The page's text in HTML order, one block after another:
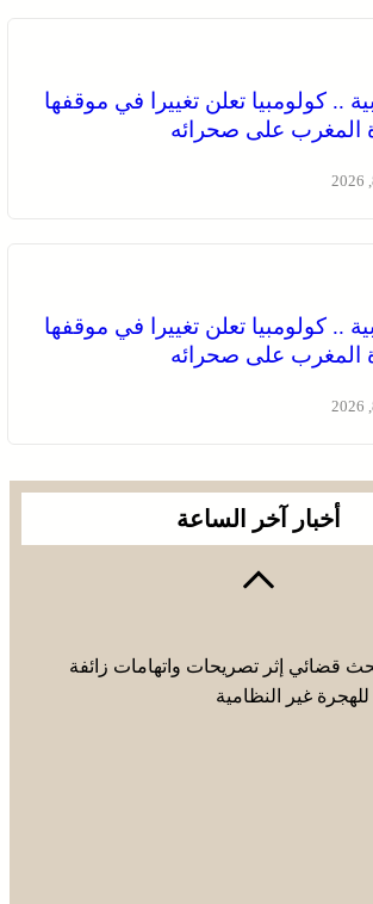
.. كولومبيا تعلن تغييرا في موقفها
المغرب على صحرائه
.. كولومبيا تعلن تغييرا في موقفها
المغرب على صحرائه
أخبار آخر الساعة
قضائي إثر تصريحات واتهامات زائفة
غير النظامية